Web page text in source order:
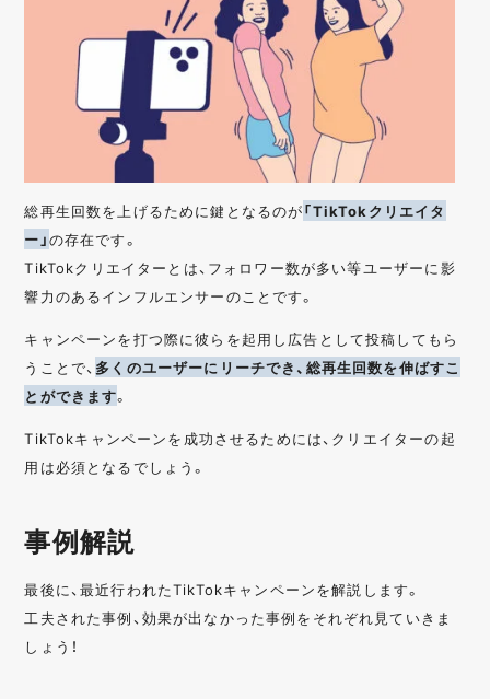
総再生回数を上げるために鍵となるのが「TikTokクリエイタ
ー」の存在です。
TikTokクリエイターとは、フォロワー数が多い等ユーザーに影
響力のあるインフルエンサーのことです。
キャンペーンを打つ際に彼らを起用し広告として投稿してもら
うことで、 多くのユーザーにリーチでき、総再生回数を伸ばすこ
とができます。
TikTokキャンペーンを成功させるためには、クリエイターの起
用は必須となるでしょう。
事例解説
最後に、最近行われたTikTokキャンペーンを解説します。
工夫された事例、効果が出なかった事例をそれぞれ見ていきま
しょう！